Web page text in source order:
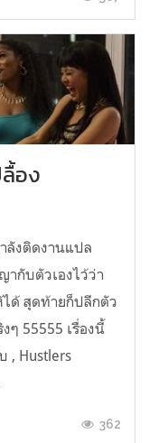
อง
ลังติดงานแปล
กับตัวเองไว้ว่า
ด้ สุดท้ายก็ปลีกตัว
ๆ 55555 เรื่องนี้
, Hustlers
362